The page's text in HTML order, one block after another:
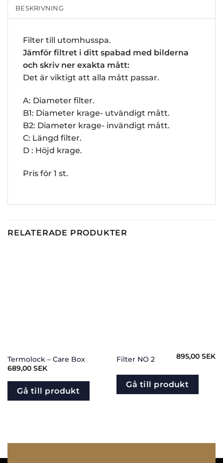
BESKRIVNING
Filter till utomhusspa.
Jämför filtret i ditt spabad med bilderna
och skriv ner exakta mått:
Det är viktigt att alla mått passar.
A: Diameter filter.
B1: Diameter krage- utvändigt mått.
B2: Diameter krage- invändigt mått.
C: Längd filter.
D : Höjd krage.
Pris för 1 st.
RELATERADE PRODUKTER
Termolock – Care Box
689,00SEK
Gå till produkt
Filter NO 2 895,00 SEK
Gå till produkt